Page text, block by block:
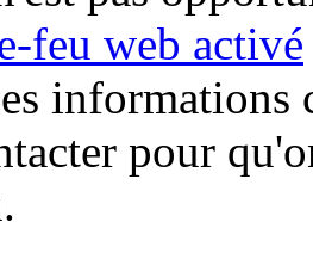
feu web activé
informations
pour